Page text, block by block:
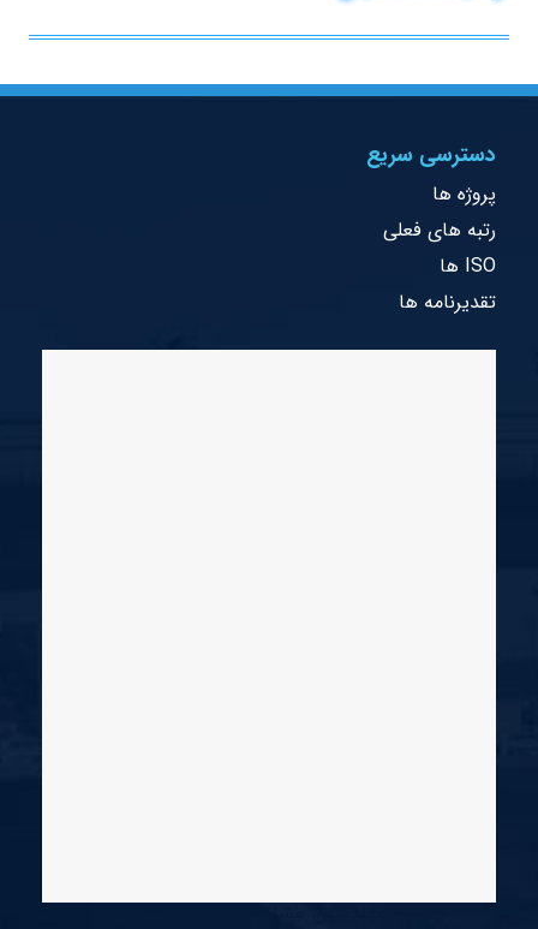
دسترسی سریع
پروژه ها
رتبه های فعلی
ISO ها
تقدیرنامه ها